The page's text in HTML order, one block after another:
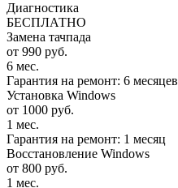
Диагностика
БЕСПЛАТНО
Замена тачпада
от 990 руб.
6 мес.
Гарантия на ремонт: 6 месяцев
Установка Windows
от 1000 руб.
1 мес.
Гарантия на ремонт: 1 месяц
Восстановление Windows
от 800 руб.
1 мес.